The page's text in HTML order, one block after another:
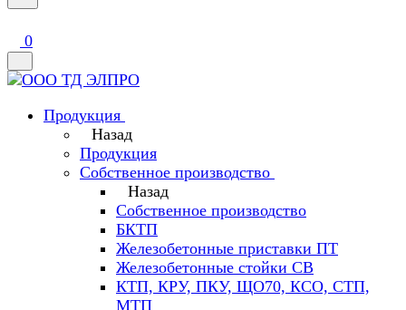
0
Продукция
Назад
Продукция
Собственное производство
Назад
Собственное производство
БКТП
Железобетонные приставки ПТ
Железобетонные стойки СВ
КТП, КРУ, ПКУ, ЩО70, КСО, СТП,
МТП